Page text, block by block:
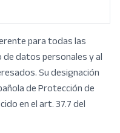
para todas las
datos personales y al
Su designación
de Protección de
en el art. 37.7 del